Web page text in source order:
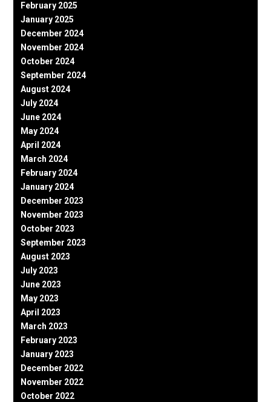
February 2025
January 2025
December 2024
November 2024
October 2024
September 2024
August 2024
July 2024
June 2024
May 2024
April 2024
March 2024
February 2024
January 2024
December 2023
November 2023
October 2023
September 2023
August 2023
July 2023
June 2023
May 2023
April 2023
March 2023
February 2023
January 2023
December 2022
November 2022
October 2022